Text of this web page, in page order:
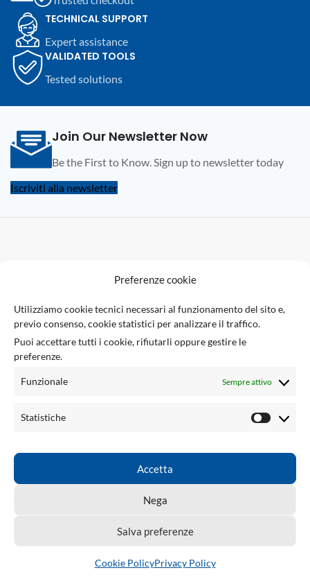
Preferenze cookie
Utilizziamo cookie tecnici necessari al funzionamento del sito e,
previo consenso, cookie statistici per analizzare il traffico.
Puoi accettare tutti i cookie, rifiutarli oppure gestire le
preferenze.
Funzionale Sempre attivo
Statistiche
Accetta
Nega
Salva preferenze
Cookie PolicyPrivacy Policy
TECHNICAL SUPPORT
Expert assistance
VALIDATED TOOLS
Tested solutions
Join Our Newsletter Now
Be the First to Know. Sign up to newsletter today
Iscriviti alla newsletter
73010 Sogliano Cavour (LE), Italia
info@tsecengineering.com
LINK UTILI
ECU Tools & Automotive Solutions.